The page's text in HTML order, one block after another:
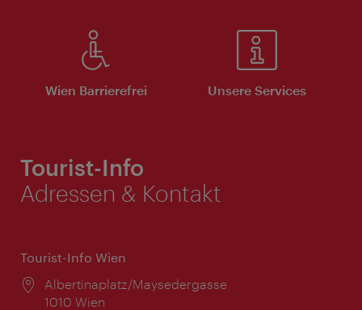
Wien Barrierefrei Unsere Services
Tourist-Info
Adressen & Kontakt
Tourist-Info Wien
Ort:
Albertinaplatz/Maysedergasse
1010 Wien